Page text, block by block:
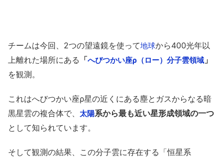
チームは今回、2つの望遠鏡を使って地球から400光年以
上離れた場所にある 「へびつかい座ρ（ロー）分子雲領域 」
を観測。
これはへびつかい座ρ星の近くにある塵とガスからなる暗
黒星雲の複合体で、 太陽系から最も近い星形成領域の一つ
として知られています。
そして観測の結果、この分子雲に存在する「恒星系